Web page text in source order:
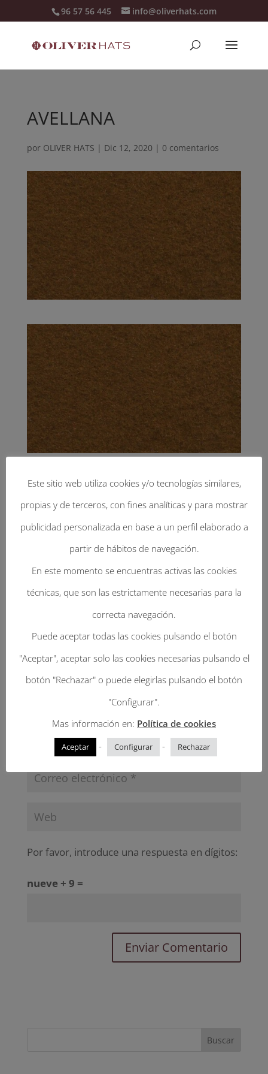
96 57 56 445 info@oliverhats.com
AVELLANA
por OLIVER HATS | Dic 12, 2020 | 0 comentarios
Tu dirección de correo electrónico no será
publicada.
Los campos obligatorios están
marcados con
*
Por favor, introduce una respuesta en dígitos:
nueve + 9 =
Este sitio web utiliza cookies y/o tecnologías similares,
propias y de terceros, con fines analíticas y para mostrar
publicidad personalizada en base a un perfil elaborado a
partir de hábitos de navegación.
En este momento se encuentras activas las cookies
técnicas, que son las estrictamente necesarias para la
correcta navegación.
Puede aceptar todas las cookies pulsando el botón
"Aceptar", aceptar solo las cookies necesarias pulsando el
botón "Rechazar" o puede elegirlas pulsando el botón
"Configurar".
Mas información en: Política de cookies
Aceptar - Configurar - Rechazar